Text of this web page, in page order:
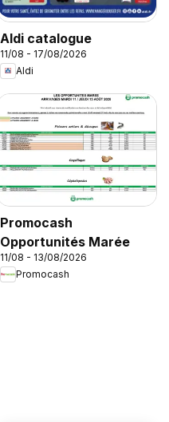
Aldi catalogue
11/08 - 17/08/2026
Aldi
Promocash
Opportunités Marée
11/08 - 13/08/2026
Promocash